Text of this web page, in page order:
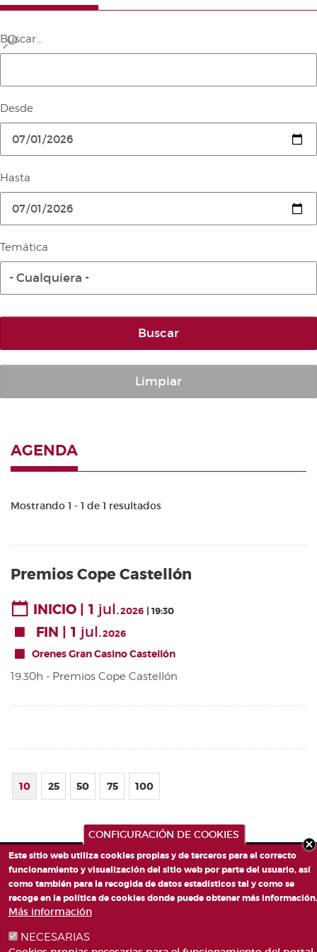
Buscar...
Desde
Hasta
Temática
- Cualquiera -
Buscar
Limpiar
AGENDA
Mostrando 1 - 1 de 1 resultados
Premios Cope Castellón
INICIO 1 jul.2026 19:30
FIN 1 jul.2026
Orenes Gran Casino Castellón
19.30h - Premios Cope Castellón
10 25 50 75 100
CONFIGURACIÓN DE COOKIES
Este sitio web utiliza cookies propias y de terceros para el correcto
funcionamiento y visualización del sitio web por parte del usuario, así
como también para la recogida de datos estadísticos tal y como se
recoge en la política de cookies donde puede obtener más información.
Más información
NECESARIAS